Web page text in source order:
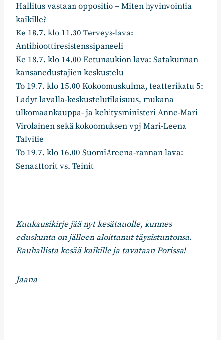
Hallitus vastaan oppositio – Miten hyvinvointia
kaikille?
Ke 18.7. klo 11.30 Terveys-lava:
Antibioottiresistenssipaneeli
Ke 18.7. klo 14.00 Eetunaukion lava: Satakunnan
kansanedustajien keskustelu
To 19.7. klo 15.00 Kokoomuskulma, teatterikatu 5:
Ladyt lavalla-keskustelutilaisuus, mukana
ulkomaankauppa- ja kehitysministeri Anne-Mari
Virolainen sekä kokoomuksen vpj Mari-Leena
Talvitie
To 19.7. klo 16.00 SuomiAreena-rannan lava:
Senaattorit vs. Teinit
Kuukausikirje jää nyt kesätauolle, kunnes
eduskunta on jälleen aloittanut täysistuntonsa.
Rauhallista kesää kaikille ja tavataan Porissa!
Jaana